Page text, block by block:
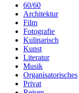
60/60
Architektur
Film
Fotografie
Kulinarisch
Kunst
Literatur
Musik
Organisatorisches
Privat